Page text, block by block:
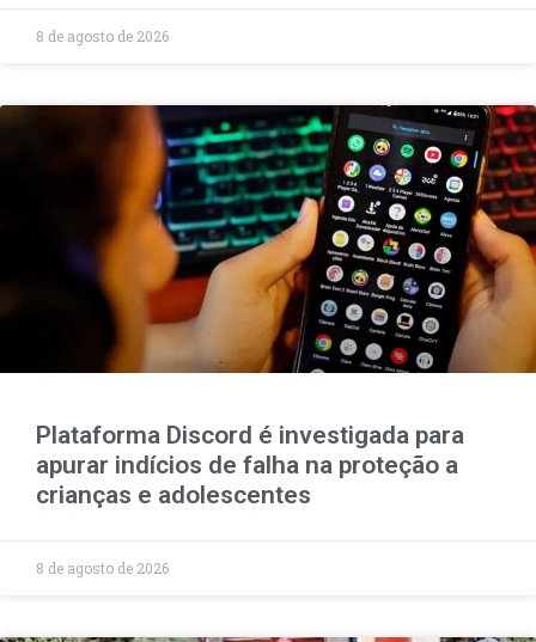
8 de agosto de 2026
Plataforma Discord é investigada para
apurar indícios de falha na proteção a
crianças e adolescentes
8 de agosto de 2026